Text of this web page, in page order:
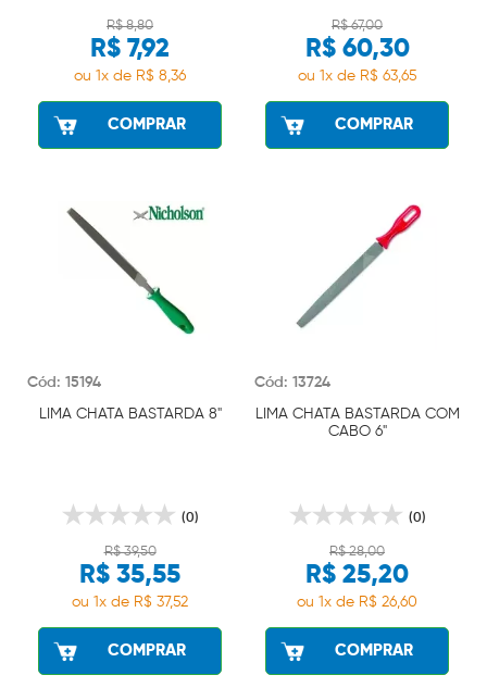
R$ 8,80
R$ 7,92
ou 1x de R$ 8,36
COMPRAR
R$ 67,00
R$ 60,30
ou 1x de R$ 63,65
COMPRAR
Cód: 15194
LIMA CHATA BASTARDA 8"
(0)
R$ 39,50
R$ 35,55
ou 1x de R$ 37,52
COMPRAR
Cód: 13724
LIMA CHATA BASTARDA COM
CABO 6"
(0)
R$ 28,00
R$ 25,20
ou 1x de R$ 26,60
COMPRAR